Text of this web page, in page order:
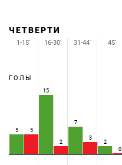
ЧЕТВЕРТИ
ГОЛЫ
5 5
15
2
7
3
2
0
1-15' 16-30' 31-44' 45'